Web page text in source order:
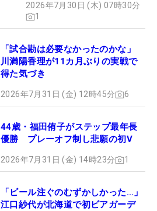
2026年7月30日 (木) 07時30分
1
「試合勘は必要なかったのかな」
川満陽香理が11カ月ぶりの実戦で
得た気づき
2026年7月31日 (金) 12時45分 6
44歳・福田侑子がステップ最年長
優勝 プレーオフ制し悲願の初V
2026年7月31日 (金) 14時23分 1
「ビール注ぐのむずかしかった…」
江口紗代が北海道で初ビアガーデ